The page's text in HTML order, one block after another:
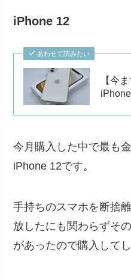
iPhone 12
あわせて読みたい
【今
今月購入した中で最も
iPhone 12です。
手持ちのスマホを断捨
放したにも関わらずそ
があったので購入して